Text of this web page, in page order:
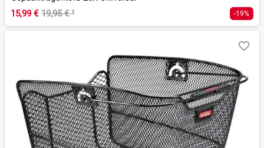
15,99 € 19,95 €¹ -19%